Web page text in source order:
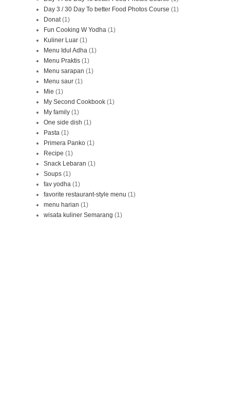
Day 3 / 30 Day To better Food Photos Course (1)
Donat (1)
Fun Cooking W Yodha (1)
Kuliner Luar (1)
Menu Idul Adha (1)
Menu Praktis (1)
Menu sarapan (1)
Menu saur (1)
Mie (1)
My Second Cookbook (1)
My family (1)
One side dish (1)
Pasta (1)
Primera Panko (1)
Recipe (1)
Snack Lebaran (1)
Soups (1)
fav yodha (1)
favorite restaurant-style menu (1)
menu harian (1)
wisata kuliner Semarang (1)